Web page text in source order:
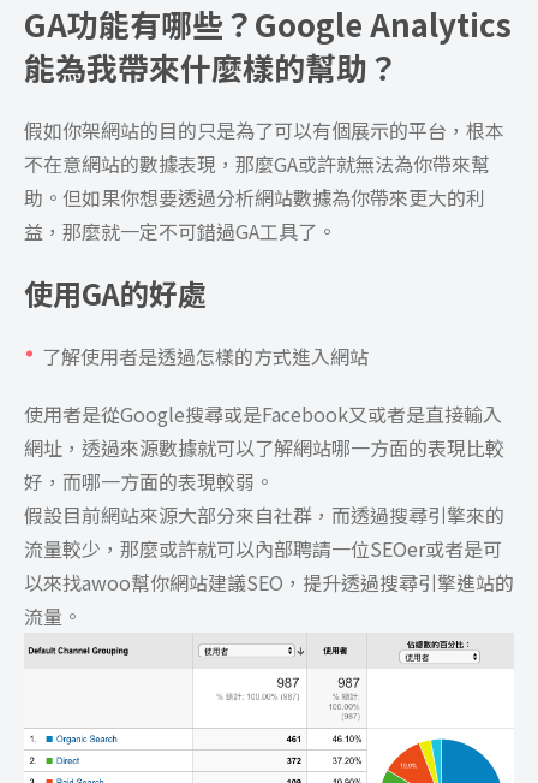
GA功能有哪些？Google Analytics
能為我帶來什麼樣的幫助？
假如你架網站的目的只是為了可以有個展示的平台，根本
不在意網站的數據表現，那麼GA或許就無法為你帶來幫
助。但如果你想要透過分析網站數據為你帶來更大的利
益，那麼就一定不可錯過GA工具了。
使用GA的好處
了解使用者是透過怎樣的方式進入網站
使用者是從Google搜尋或是Facebook又或者是直接輸入
網址，透過來源數據就可以了解網站哪一方面的表現比較
好，而哪一方面的表現較弱。
假設目前網站來源大部分來自社群，而透過搜尋引擎來的
流量較少，那麼或許就可以內部聘請一位SEOer或者是可
以來找awoo幫你網站建議SEO，提升透過搜尋引擎進站的
流量。